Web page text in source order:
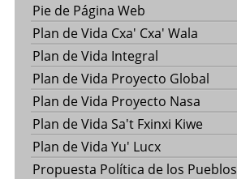
Pie de Página Web
Plan de Vida Cxa' Cxa' Wala
Plan de Vida Integral
Plan de Vida Proyecto Global
Plan de Vida Proyecto Nasa
Plan de Vida Sa't Fxinxi Kiwe
Plan de Vida Yu' Lucx
Propuesta Política de los Pueblos